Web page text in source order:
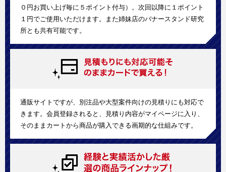
０円お買い上げ毎に５ポイント付与）。次回以降に１ポイント
１円でご使用いただけます。また姉妹店のバナースタンド研究
所とも共有可能です。
通販サイトですが、別注品や大型案件向けの見積りにも対応で
きます。会員登録されると、見積り内容がマイページに入り、
そのままカートから商品が購入できる画期的な仕組みです。